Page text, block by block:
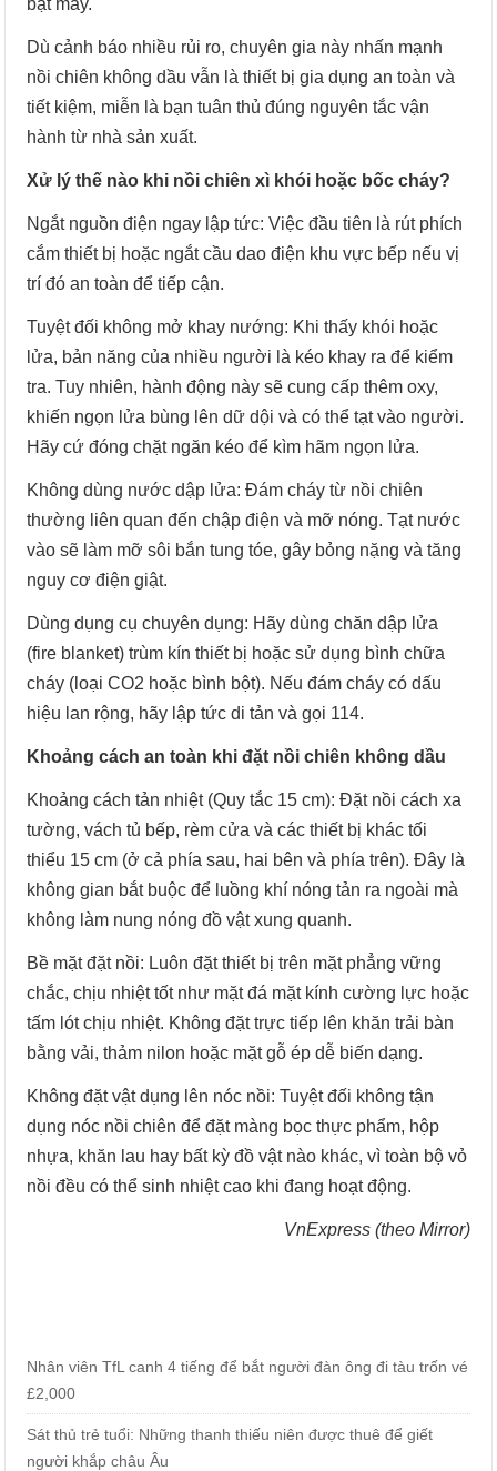
bật máy.
Dù cảnh báo nhiều rủi ro, chuyên gia này nhấn mạnh
nồi chiên không dầu vẫn là thiết bị gia dụng an toàn và
tiết kiệm, miễn là bạn tuân thủ đúng nguyên tắc vận
hành từ nhà sản xuất.
Xử lý thế nào khi nồi chiên xì khói hoặc bốc cháy?
Ngắt nguồn điện ngay lập tức: Việc đầu tiên là rút phích
cắm thiết bị hoặc ngắt cầu dao điện khu vực bếp nếu vị
trí đó an toàn để tiếp cận.
Tuyệt đối không mở khay nướng: Khi thấy khói hoặc
lửa, bản năng của nhiều người là kéo khay ra để kiểm
tra. Tuy nhiên, hành động này sẽ cung cấp thêm oxy,
khiến ngọn lửa bùng lên dữ dội và có thể tạt vào người.
Hãy cứ đóng chặt ngăn kéo để kìm hãm ngọn lửa.
Không dùng nước dập lửa: Đám cháy từ nồi chiên
thường liên quan đến chập điện và mỡ nóng. Tạt nước
vào sẽ làm mỡ sôi bắn tung tóe, gây bỏng nặng và tăng
nguy cơ điện giật.
Dùng dụng cụ chuyên dụng: Hãy dùng chăn dập lửa
(fire blanket) trùm kín thiết bị hoặc sử dụng bình chữa
cháy (loại CO2 hoặc bình bột). Nếu đám cháy có dấu
hiệu lan rộng, hãy lập tức di tản và gọi 114.
Khoảng cách an toàn khi đặt nồi chiên không dầu
Khoảng cách tản nhiệt (Quy tắc 15 cm): Đặt nồi cách xa
tường, vách tủ bếp, rèm cửa và các thiết bị khác tối
thiểu 15 cm (ở cả phía sau, hai bên và phía trên). Đây là
không gian bắt buộc để luồng khí nóng tản ra ngoài mà
không làm nung nóng đồ vật xung quanh.
Bề mặt đặt nồi: Luôn đặt thiết bị trên mặt phẳng vững
chắc, chịu nhiệt tốt như mặt đá mặt kính cường lực hoặc
tấm lót chịu nhiệt. Không đặt trực tiếp lên khăn trải bàn
bằng vải, thảm nilon hoặc mặt gỗ ép dễ biến dạng.
Không đặt vật dụng lên nóc nồi: Tuyệt đối không tận
dụng nóc nồi chiên để đặt màng bọc thực phẩm, hộp
nhựa, khăn lau hay bất kỳ đồ vật nào khác, vì toàn bộ vỏ
nồi đều có thể sinh nhiệt cao khi đang hoạt động.
VnExpress (theo Mirror)
Nhân viên TfL canh 4 tiếng để bắt người đàn ông đi tàu trốn vé
£2,000
Sát thủ trẻ tuổi: Những thanh thiếu niên được thuê để giết
người khắp châu Âu